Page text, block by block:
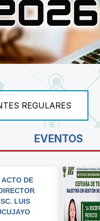
REGULARES
EVENTOS
ACTO DE
LUIS